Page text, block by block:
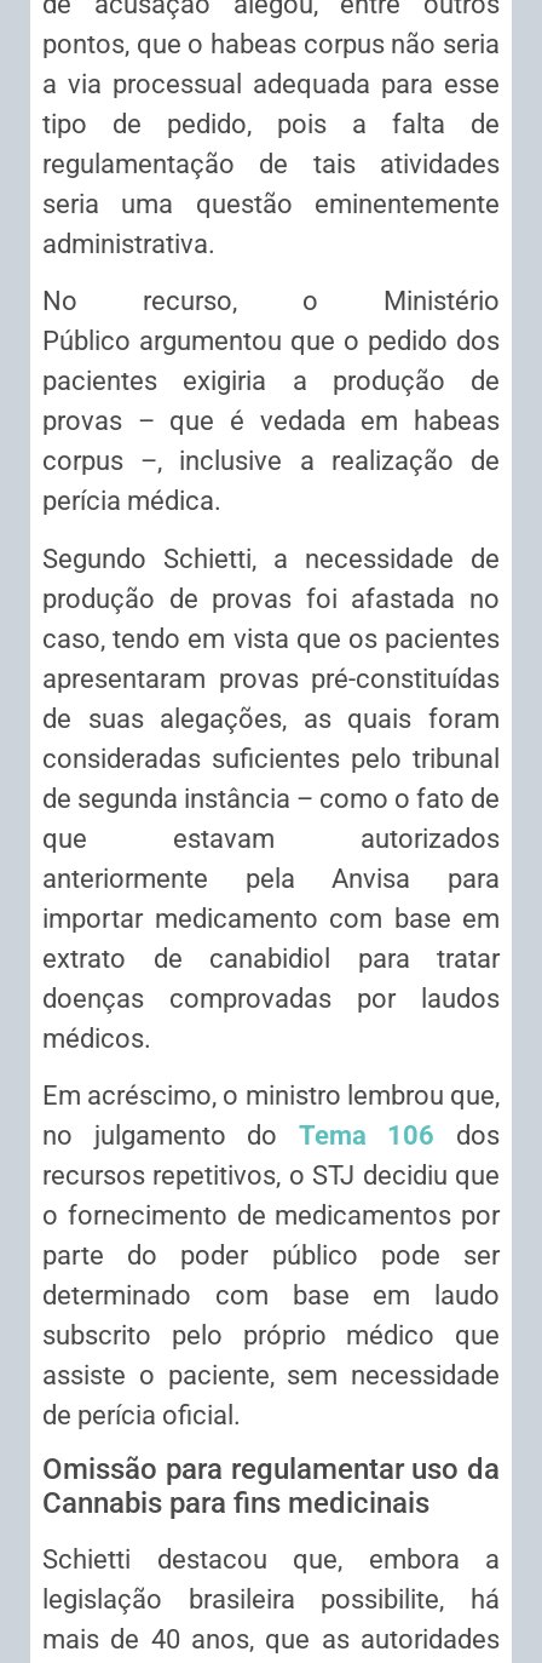
pontos, que o habeas corpusnão seria
a via processual adequada para esse
tipo de pedido, pois a falta de
regulamentação de tais atividades
seria uma questão eminentemente
administrativa.
No recurso, o Ministério
Público argumentou que o pedido dos
pacientes exigiria a produção de
provas – que é vedada em
habeas
corpus –, inclusive a realização de
perícia médica.
Segundo Schietti, a necessidade de
produção de provas foi afastada no
caso, tendo em vista que os pacientes
apresentaram provas pré-constituídas
de suas alegações, as quais foram
consideradas suficientes pelo tribunal
de segunda instância – como o fato de
que estavam autorizados
anteriormente pela Anvisa para
importar medicamento com base em
extrato de canabidiol para tratar
doenças comprovadas por laudos
médicos.
Em acréscimo, o ministro lembrou que,
no julgamento do Tema 106 dos
recursos repetitivos, o STJ decidiu que
o fornecimento de medicamentos por
parte do poder público pode ser
determinado com base em laudo
subscrito pelo próprio médico que
assiste o paciente, sem necessidade
de perícia oficial.
Omissão para regulamentar uso da
Cannabis para fins medicinais
Schietti destacou que, embora a
legislação brasileira possibilite, há
mais de 40 anos, que as autoridades